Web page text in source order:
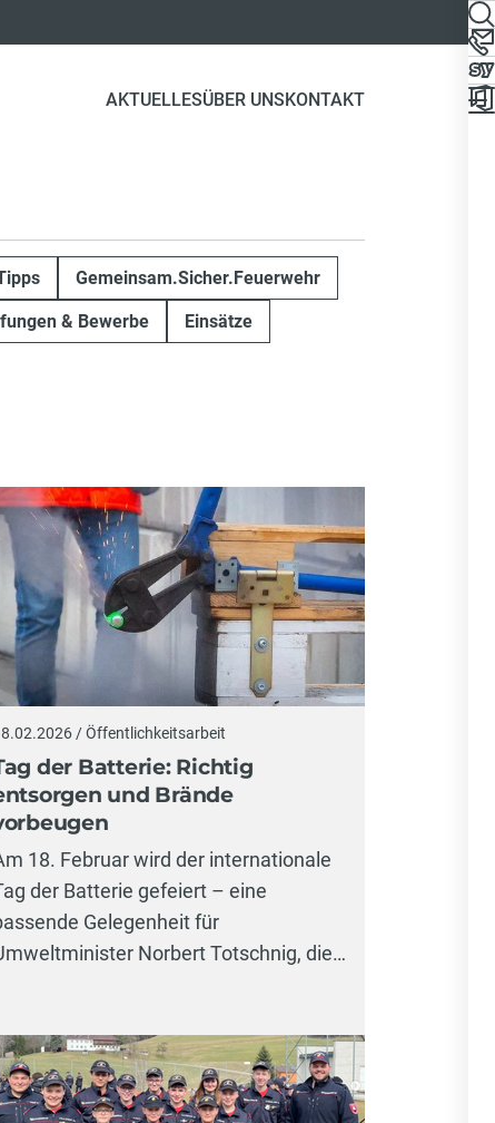
AKTUELLESÜBER UNSKONTAKT
Gemeinsam.Sicher.Feuerwehr
& Bewerbe Einsätze
/ Öffentlichkeitsarbeit
der Batterie: Richtig
und Brände
18. Februar wird der internationale
der Batterie gefeiert – eine
Gelegenheit für
Norbert Totschnig, die…